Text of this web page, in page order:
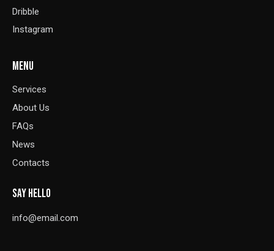
Dribble
Instagram
MENU
Services
About Us
FAQs
News
Contacts
SAY HELLO
info@email.com